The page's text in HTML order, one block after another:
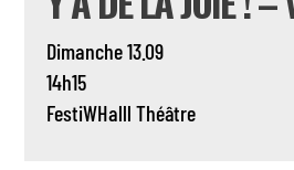
Dimanche 13.09
14h15
FestiWHalll Théâtre